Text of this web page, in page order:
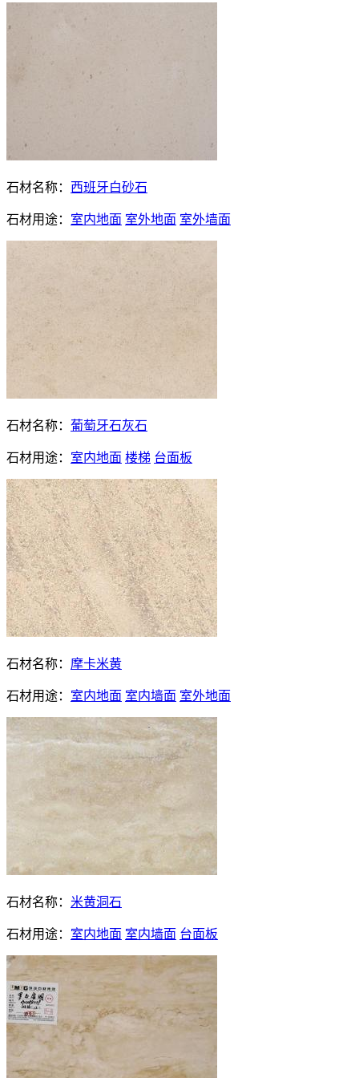
石材名称： 西班牙白砂石
石材用途： 室内地面 室外地面 室外墙面
石材名称： 葡萄牙石灰石
石材用途： 室内地面 楼梯 台面板
石材名称： 摩卡米黄
石材用途： 室内地面 室内墙面 室外地面
石材名称： 米黄洞石
石材用途： 室内地面 室内墙面 台面板